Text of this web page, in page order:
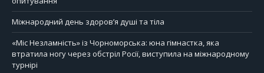
Міжнародний день здоров’я душі та тіла
«Міс Незламність» із Чорноморська: юна гімнастка, яка
втратила ногу через обстріл Росії, виступила на міжнародному
турнірі